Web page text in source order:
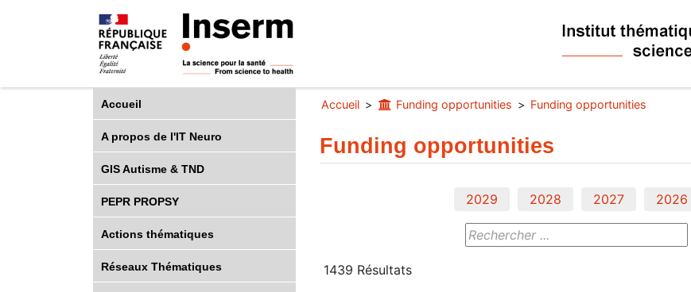
Accueil
A propos de l'IT Neuro
GIS Autisme & TND
PEPR PROPSY
Actions thématiques
Réseaux Thématiques
Accueil Funding opportunities Funding opportunities
Funding opportunities
2029 2028 2027 2026
1439 Résultats